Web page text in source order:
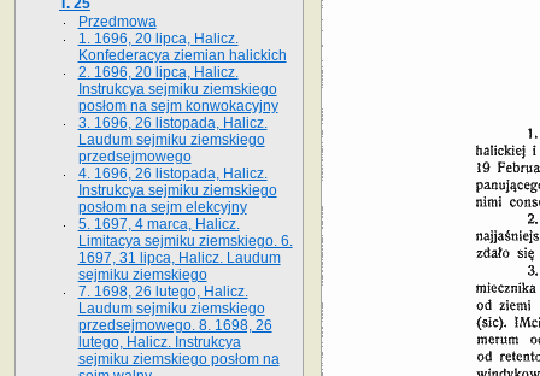
Przedmowa
1. 1696, 20 lipca, Halicz.
Konfederacya ziemian halickich
2. 1696, 20 lipca, Halicz.
Instrukcya sejmiku ziemskiego
posłom na sejm konwokacyjny
3. 1696, 26 listopada, Halicz.
Laudum sejmiku ziemskiego
przedsejmowego
4. 1696, 26 listopada, Halicz.
Instrukcya sejmiku ziemskiego
posłom na sejm elekcyjny
5. 1697, 4 marca, Halicz.
Limitacya sejmiku ziemskiego. 6.
1697, 31 lipca, Halicz. Laudum
sejmiku ziemskiego
7. 1698, 26 lutego, Halicz.
Laudum sejmiku ziemskiego
przedsejmowego. 8. 1698, 26
lutego, Halicz. Instrukcya
sejmiku ziemskiego posłom na